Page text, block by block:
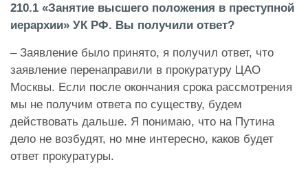
210.1 «Занятие высшего положения в преступной
иерархии» УК РФ. Вы получили ответ?
– Заявление было принято, я получил ответ, что
заявление перенаправили в прокуратуру ЦАО
Москвы. Если после окончания срока рассмотрения
мы не получим ответа по существу, будем
действовать дальше. Я понимаю, что на Путина
дело не возбудят, но мне интересно, каков будет
ответ прокуратуры.